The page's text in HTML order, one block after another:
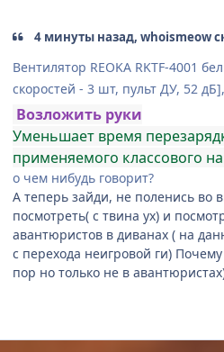
4 минуты назад, whoismeow
Вентилятор REOKA RKTF-4001
скоростей - 3 шт, пульт ДУ, 52
Возложить руки
Уменьшает время
применяемого классового
о чем нибудь говорит?
А теперь зайди, не поленись во
посмотреть( с твина ух) и
авантюристов в диванах ( на
с перехода неигровой ги)
пор но только не в